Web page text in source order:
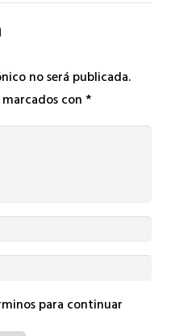
no será publicada.
con*
para continuar